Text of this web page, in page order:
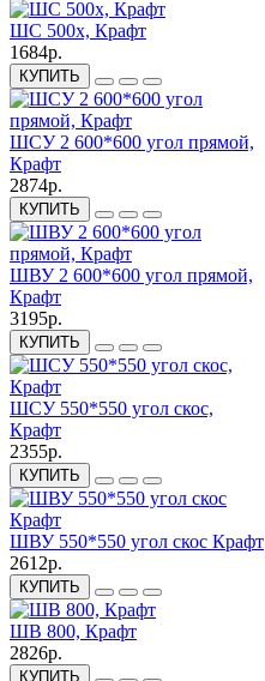
ШС 500х, Крафт
1684р.
КУПИТЬ
ШСУ 2 600*600 угол прямой,
Крафт
2874р.
КУПИТЬ
ШВУ 2 600*600 угол прямой,
Крафт
3195р.
КУПИТЬ
ШСУ 550*550 угол скос,
Крафт
2355р.
КУПИТЬ
ШВУ 550*550 угол скос Крафт
2612р.
КУПИТЬ
ШВ 800, Крафт
2826р.
КУПИТЬ